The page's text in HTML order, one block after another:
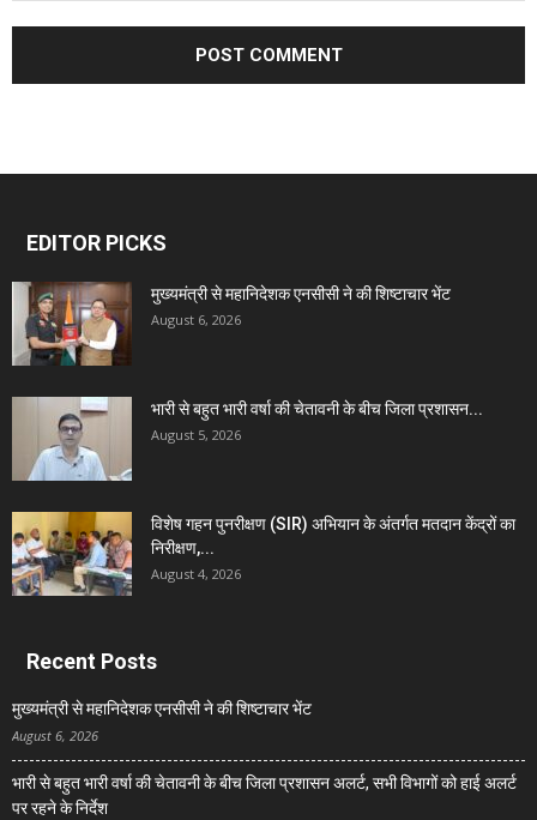
EDITOR PICKS
मुख्यमंत्री से महानिदेशक एनसीसी ने की शिष्टाचार भेंट
August 6, 2026
भारी से बहुत भारी वर्षा की चेतावनी के बीच जिला प्रशासन...
August 5, 2026
विशेष गहन पुनरीक्षण (SIR) अभियान के अंतर्गत मतदान केंद्रों का
निरीक्षण,...
August 4, 2026
Recent Posts
मुख्यमंत्री से महानिदेशक एनसीसी ने की शिष्टाचार भेंट
August 6, 2026
भारी से बहुत भारी वर्षा की चेतावनी के बीच जिला प्रशासन अलर्ट, सभी विभागों को हाई अलर्ट
पर रहने के निर्देश